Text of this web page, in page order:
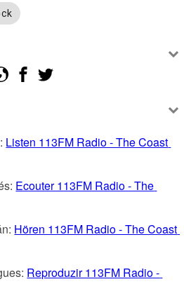
Listen 113FM Radio - The Coast
Ecouter 113FM Radio - The
Hören 113FM Radio - The Coast
Reproduzir 113FM Radio -